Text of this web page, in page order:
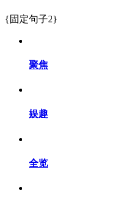
{固定句子2}
聚焦
娱趣
全览